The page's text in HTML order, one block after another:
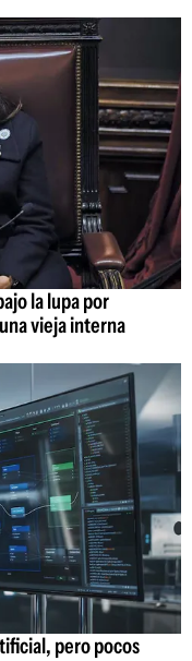
la lupa por
vieja interna
pero pocos